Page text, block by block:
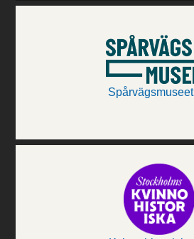
Spårvägsmuseet